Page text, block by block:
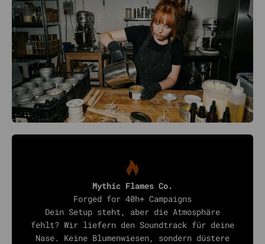
Mythic Flames Co.
Forged for 40h+ Campaigns
Dein Setup steht, aber die Atmosphäre
fehlt? Wir liefern den Soundtrack für deine
Nase. Keine Blumenwiesen, sondern düstere